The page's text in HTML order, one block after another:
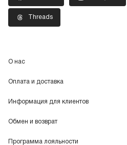
Threads
О нас
Оплата и доставка
Информация для клиентов
Обмен и возврат
Программа лояльности